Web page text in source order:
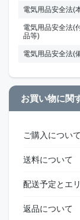
電気用品安全法(
電気用品安全法(
品等)
電気用品安全法(
お買い物に関
ご購入について
送料について
配送予定とエ
返品について